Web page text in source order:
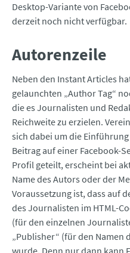
Desktop-Variante von
derzeit noch nicht verfügbar.
Autorenzeile
Neben den Instant Articles
gelaunchten „Author Tag“
die es Journalisten und
Reichweite zu erzielen.
sich dabei um die
Beitrag auf einer Facebook-
Profil geteilt, erscheint bei
Name des Autors oder der
Voraussetzung ist, dass auf
des Journalisten im HTML-
(für den einzelnen
„Publisher“ (für den